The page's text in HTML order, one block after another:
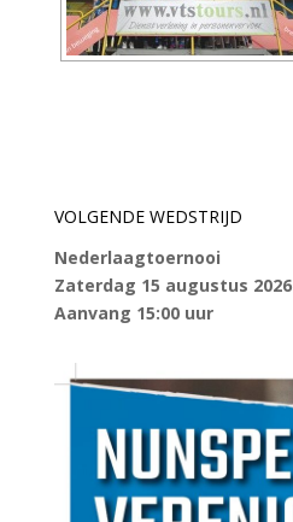
VOLGENDE WEDSTRIJD
Nederlaagtoernooi
Zaterdag 15 augustus 2026
Aanvang 15:00 uur